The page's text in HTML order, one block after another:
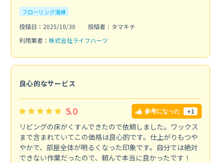
フローリング清掃
投稿日：2025/10/30
投稿者：タマキチ
利用業者： 株式会社ライフハーツ
良心的なサービス
5.0 参考になった +1
リビングの床がくすんできたので依頼しました。ワックス
まで含まれていてこの価格は良心的です。仕上がりもつや
やかで、部屋全体が明るくなった印象です。自分では絶対
できない作業だったので、頼んで本当に良かったです！